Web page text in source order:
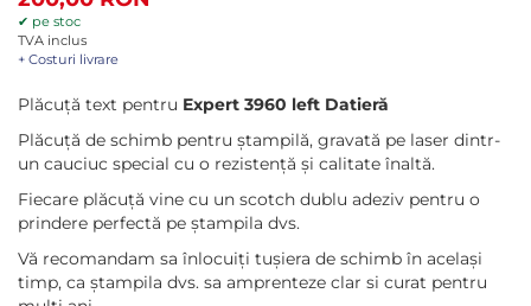
începutul
galeriei
de
✔ pe stoc
TVA inclus
+ Costuri livrare
Plăcuță text pentru Expert 3960 left Datieră
Plăcuță de schimb pentru ștampilă, gravată pe laser dintr-
un cauciuc special cu o rezistență și calitate înaltă.
Fiecare plăcuță vine cu un scotch dublu adeziv pentru o
prindere perfectă pe ștampila dvs.
Vă recomandam sa înlocuiți tușiera de schimb în același
timp, ca ștampila dvs. sa amprenteze clar si curat pentru